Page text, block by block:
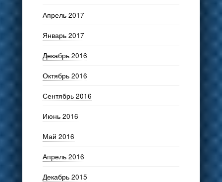
Апрель 2017
Январь 2017
Декабрь 2016
Октябрь 2016
Сентябрь 2016
Июнь 2016
Май 2016
Апрель 2016
Декабрь 2015